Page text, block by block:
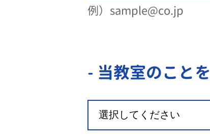
例）sample@co.jp
- 当教室のことを